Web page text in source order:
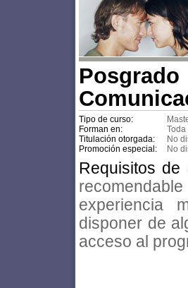
Tipo de curso:
Forman en:
Titulación otorgada:
No
Promoción especial:
No
Requisitos de
experiencia
disponer de
acceso al